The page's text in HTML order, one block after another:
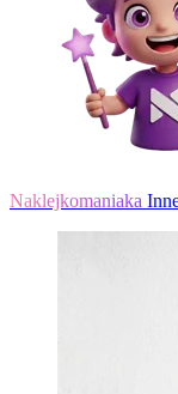
Naklejkomaniaka